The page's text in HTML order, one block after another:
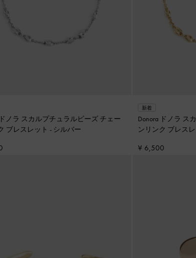
ノラ スカルプチュラルビーズ チェー
ブレスレット - シルバー
新着
Donora ドノラ ス
ンリンク ブレス
¥ 6,500